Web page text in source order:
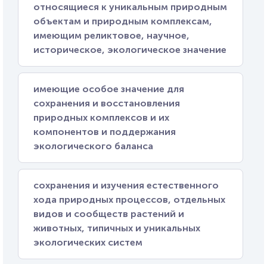
относящиеся к уникальным природным
объектам и природным комплексам,
имеющим реликтовое, научное,
историческое, экологическое значение
имеющие особое значение для
сохранения и восстановления
природных комплексов и их
компонентов и поддержания
экологического баланса
сохранения и изучения естественного
хода природных процессов, отдельных
видов и сообществ растений и
животных, типичных и уникальных
экологических систем